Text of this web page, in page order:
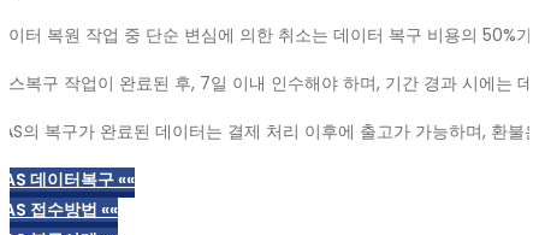
이터 복원 작업 중 단순 변심에 의한 취소는 데이터 복구 비용의 50%
스복구 작업이 완료된 후, 7일 이내 인수해야 하며, 기간 경과 시에는
의 복구가 완료된 데이터는 결제 처리 이후에 출고가 가능하며, 환불
데이터복구 ««
접수방법 ««